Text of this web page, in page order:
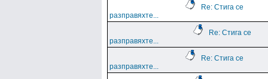
Re: Стига се
разправяхте...
Re: Стига се
разправяхте...
Re: Стига се
разправяхте...